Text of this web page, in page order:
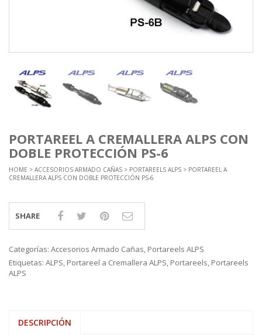
PORTAREEL A CREMALLERA ALPS CON
DOBLE PROTECCIÓN PS-6
HOME > ACCESORIOS ARMADO CAÑAS > PORTAREELS ALPS > PORTAREEL A
CREMALLERA ALPS CON DOBLE PROTECCIÓN PS-6
SHARE
Categorías: Accesorios Armado Cañas, Portareels ALPS
Etiquetas: ALPS, Portareel a Cremallera ALPS, Portareels, Portareels
ALPS
DESCRIPCIÓN